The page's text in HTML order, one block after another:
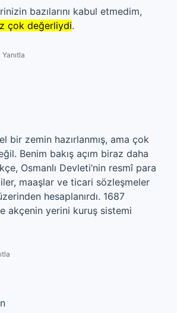
bazılarını kabul etmedim,
çok değerliydi.
Yanıtla
bir zemin hazırlanmış, ama çok
Benim bakış açım biraz daha
Osmanlı Devleti’nin resmî para
maaşlar ve ticari sözleşmeler
hesaplanırdı. 1687
akçenin yerini kuruş sistemi